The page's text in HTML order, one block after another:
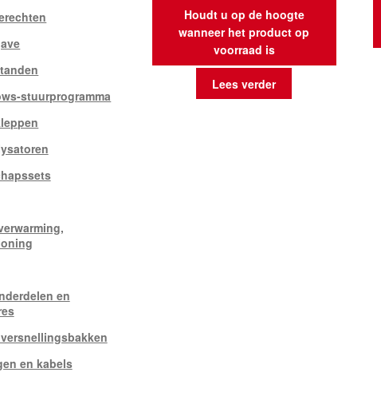
Houdt u op de hoogte
wanneer het product op
voorraad is
Lees verder
stuurprogramma
en
en kabels